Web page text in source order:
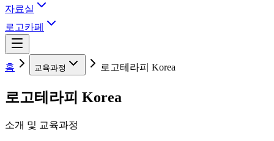
자료실
로고카페
홈 교육과정 로고테라피 Korea
로고테라피 Korea
소개 및 교육과정